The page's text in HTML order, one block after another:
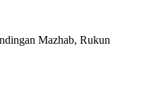
Mazhab, Rukun